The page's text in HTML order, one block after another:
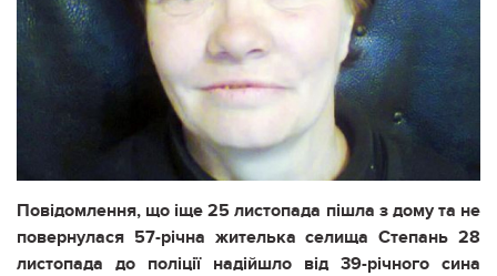
Повідомлення, що іще 25 листопада пішла з дому та не
повернулася 57-річна жителька селища Степань 28
листопада до поліції надійшло від 39-річного сина